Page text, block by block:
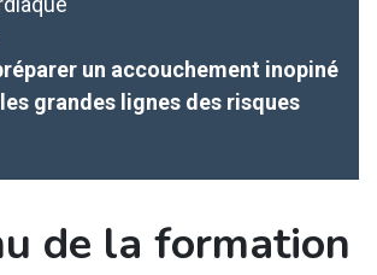
un accouchement inopiné
grandes lignes des risques
de la formation